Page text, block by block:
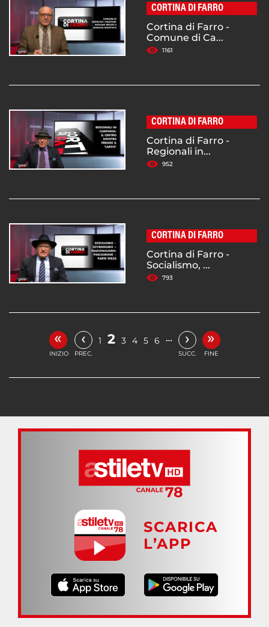
CORTINA DI FARRO
Cortina di Farro -
Comune di Ca...
1161
CORTINA DI FARRO
Cortina di Farro -
Regionali in...
952
CORTINA DI FARRO
Cortina di Farro -
Socialismo, ...
793
«
INIZIO
‹
PREC.
1 2 3 4 5 6 … ›
SUCC.
»
FINE
SCARICA
L’APP